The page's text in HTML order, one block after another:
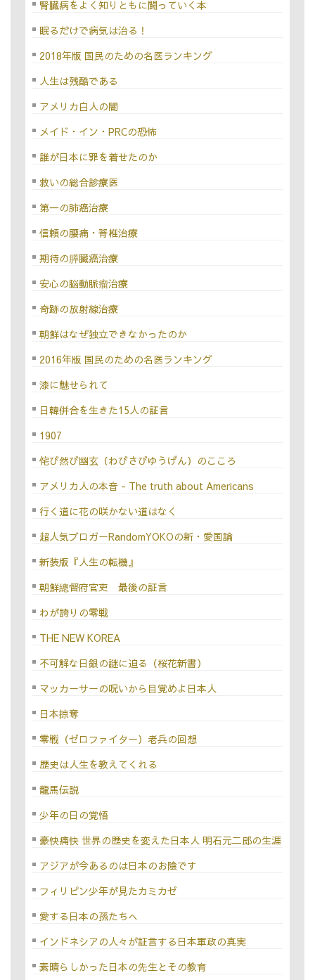
腎臓病をよく知りともに闘っていく本
眠るだけで病気は治る！
2018年版 国民のための名医ランキング
人生は残酷である
アメリカ白人の闇
メイド・イン・PRCの恐怖
誰が日本に罪を着せたのか
救いの総合診療医
第一の肺癌治療
信頼の腰痛・脊椎治療
期待の膵臓癌治療
安心の脳動脈瘤治療
奇跡の放射線治療
朝鮮はなぜ独立できなかったのか
2016年版 国民のための名医ランキング
漆に魅せられて
日韓併合を生きた15人の証言
1907
侘び然び幽玄（わびさびゆうげん）のこころ
アメリカ人の本音 - The truth about Americans
行く道に花の咲かない道はなく
超人気ブロガーRandomYOKOの新・愛国論
新装版『人生の転機』
朝鮮總督府官吏 最後の証言
わが誇りの零戦
THE NEW KOREA
不可解な日銀の謎に迫る（桜花新書）
マッカーサーの呪いから目覚めよ日本人
日本掠奪
零戦（ゼロファイター）老兵の回想
歴史は人生を教えてくれる
龍馬伝説
少年の日の覚悟
豪快痛快 世界の歴史を変えた日本人 明石元二郎の生涯
アジアが今あるのは日本のお陰です
フィリピン少年が見たカミカゼ
愛する日本の孫たちへ
インドネシアの人々が証言する日本軍政の真実
素晴らしかった日本の先生とその教育